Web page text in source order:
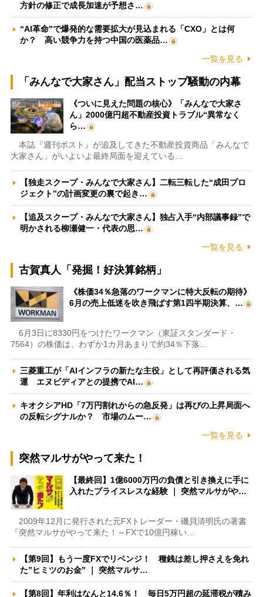
方針の修正で成長加速が予想さ…
“AI革命”で爆発的な需要拡大が見込まれる「CXO」とは何
か？ 高い競争力を持つ中国の医薬品…
一覧を見る
「みんなで大家さん」配当ストップ騒動の内幕
《ついに見えた問題の核心》「みんなで大家さ
ん」2000億円超不動産投資トラブル“異常なく
ら…
本誌『週刊ポスト』が追及してきた不動産投資商品「みんなで
大家さん」がいよいよ最終局面を迎えている…
【独走スクープ・みんなで大家さん】二転三転した“成田プロ
ジェクト”の計画変更の裏で起き…
【追及スクープ・みんなで大家さん】独占入手“内部議事録”で
明かされる柳瀬健一・代表の思…
一覧を見る
古賀真人「発掘！好決算銘柄」
《株価34％急落のワークマンに特大反転の期待》
6月の売上低迷を吹き飛ばす第1四半期決算、…
6月3日に8330円をつけたワークマン（東証スタンダード・
7564）の株価は、わずか1カ月あまりで約34％下落…
三菱重工が「AIインフラの新たな主役」として再評価される気
運 エヌビディアとの提携でAI…
キオクシアHD「7万円割れからの急反発」は再びの上昇局面へ
の反転シグナルか？ 市場のムー…
一覧を見る
突然マルサがやって来た！
【最終回】1億6000万円の負債と引き換えに手に
入れたプライスレスな経験 ｜ 突然マルサがや…
2009年12月に発行された元FXトレーダー・磯貝清明氏の著書
『突然マルサがやって来た！～FXで10億円稼い…
【第9回】もう一度FXでリベンジ！ 種銭は差し押さえを免れ
た”ヒミツのお金” ｜ 突然マルサ…
【第8回】年利はなんと14.6％！ 毎日5万円超の延滞税が積み